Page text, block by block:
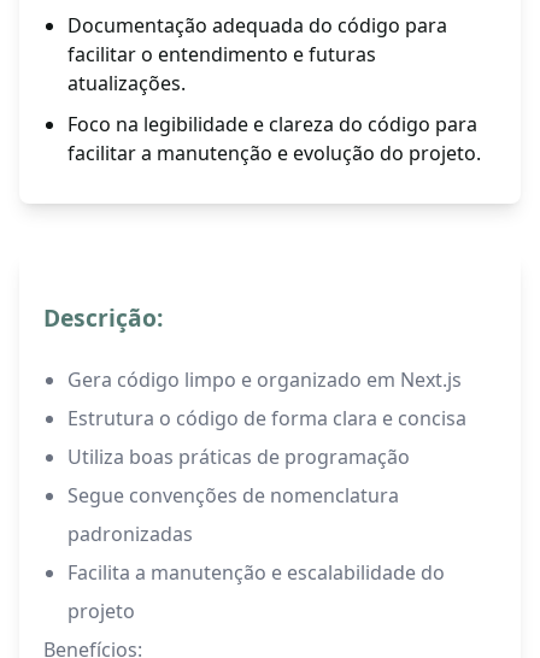
Documentação adequada do código para
facilitar o entendimento e futuras
atualizações.
Foco na legibilidade e clareza do código para
facilitar a manutenção e evolução do projeto.
Descrição:
Gera código limpo e organizado em Next.js
Estrutura o código de forma clara e concisa
Utiliza boas práticas de programação
Segue convenções de nomenclatura
padronizadas
Facilita a manutenção e escalabilidade do
projeto
Benefícios: